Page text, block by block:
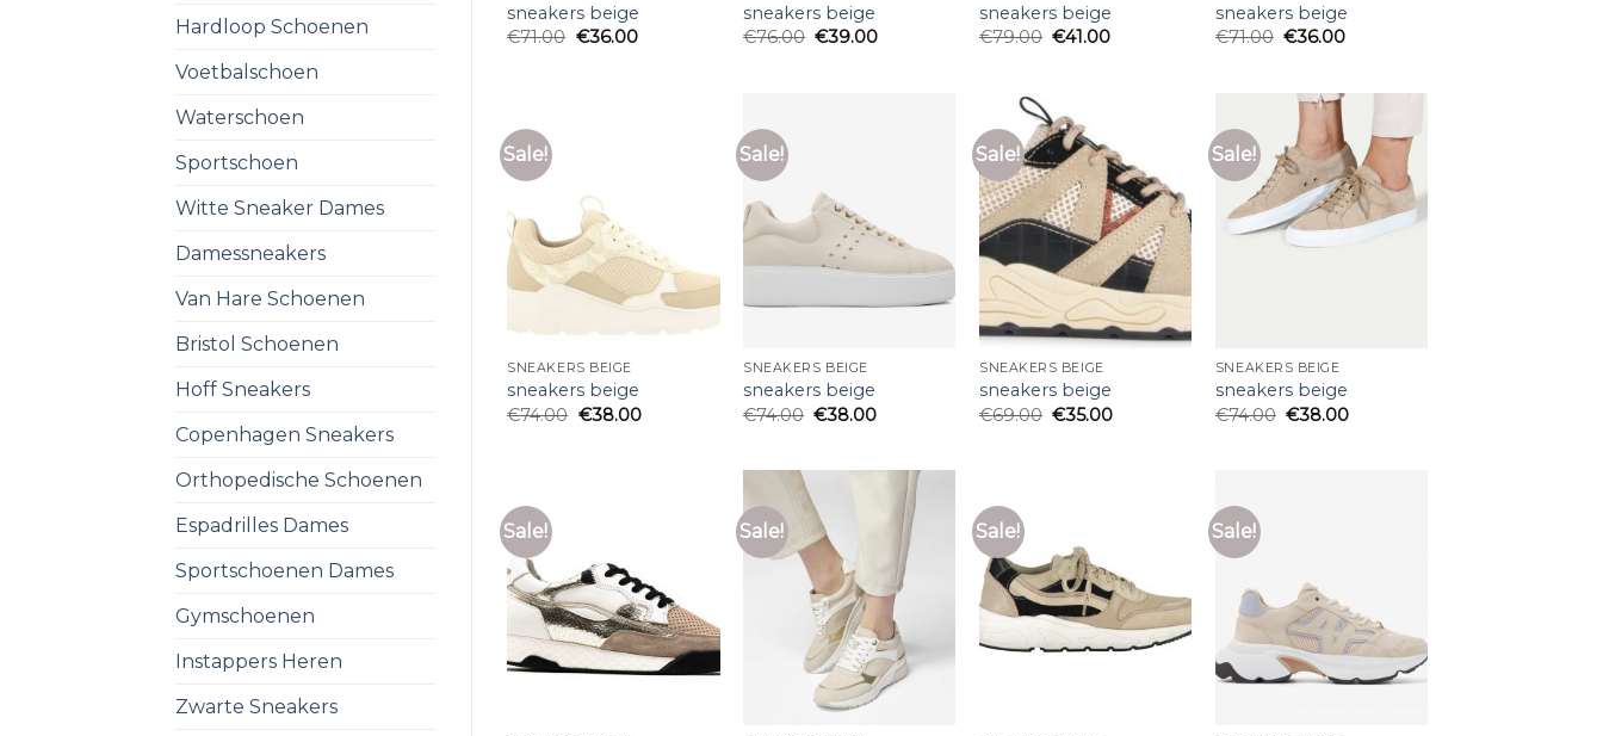
Hardloop Schoenen
Voetbalschoen
Waterschoen
Sportschoen
Witte Sneaker Dames
Damessneakers
Van Hare Schoenen
Bristol Schoenen
Hoff Sneakers
Copenhagen Sneakers
Orthopedische Schoenen
Espadrilles Dames
Sportschoenen Dames
Gymschoenen
Instappers Heren
Zwarte Sneakers
sneakers beige
€71.00 €36.00
sneakers beige
€76.00 €39.00
sneakers beige
€79.00 €41.00
sneakers beige
€71.00 €36.00
Sale!
SNEAKERS BEIGE
sneakers beige
€74.00 €38.00
Sale!
SNEAKERS BEIGE
sneakers beige
€74.00 €38.00
Sale!
SNEAKERS BEIGE
sneakers beige
€69.00 €35.00
Sale!
SNEAKERS BEIGE
sneakers beige
€74.00 €38.00
Sale! Sale! Sale! Sale!